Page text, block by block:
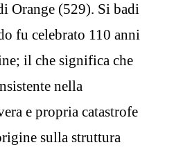
Orange (529). Si badi
fu celebrato 110 anni
il che significa che
nella
e propria catastrofe
sulla struttura